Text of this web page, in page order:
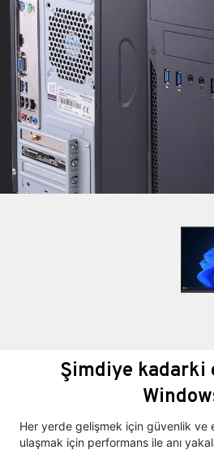
Şimdiye kadarki
Her yerde gelişmek için güvenlik ve
ulaşmak için performans ile anı